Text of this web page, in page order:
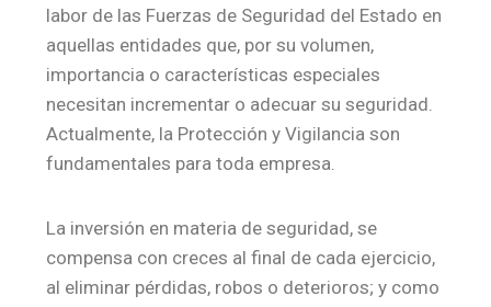
labor de las Fuerzas de Seguridad del Estado en
aquellas entidades que, por su volumen,
importancia o características especiales
necesitan incrementar o adecuar su seguridad.
Actualmente, la Protección y Vigilancia son
fundamentales para toda empresa.
La inversión en materia de seguridad, se
compensa con creces al final de cada ejercicio,
al eliminar pérdidas, robos o deterioros; y como